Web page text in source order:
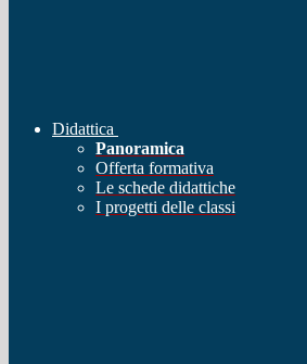
Didattica
Panoramica
Offerta formativa
Le schede didattiche
I progetti delle classi